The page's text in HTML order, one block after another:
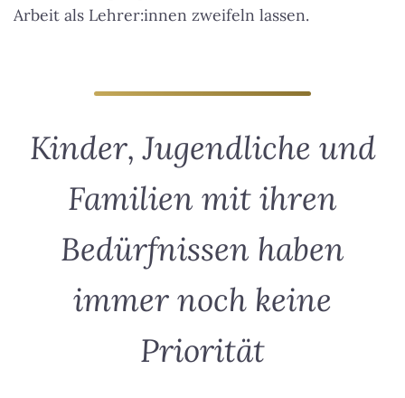
Arbeit als Lehrer:innen zweifeln lassen.
Kinder, Jugendliche und
Familien mit ihren
Bedürfnissen haben
immer noch keine
Priorität